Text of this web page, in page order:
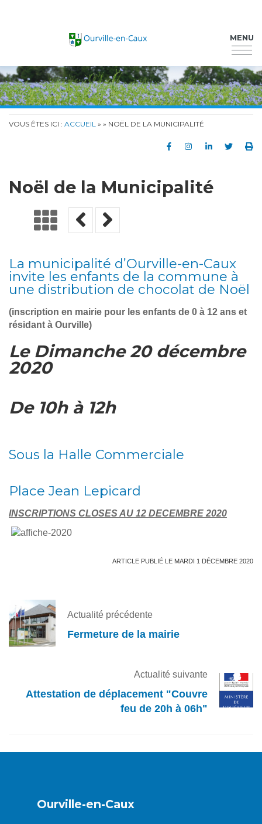
Ourville-en-CauxMENU
VOUS ÊTES ICI : ACCUEIL » » NOËL DE LA MUNICIPALITÉ
Partager sur
Partager sur
Partager
Noël de la Municipalité
La municipalité d’Ourville-en-Caux
invite les enfants de la commune à
une distribution de chocolat de Noël
(inscription en mairie pour les enfants de 0 à 12 ans et
résidant à Ourville)
Le Dimanche 20 décembre
2020
De 10h à 12h
Sous la Halle Commerciale
Place Jean Lepicard
INSCRIPTIONS CLOSES AU 12 DECEMBRE 2020
ARTICLE PUBLIÉ LE MARDI 1 DÉCEMBRE 2020
Actualité précédente
Fermeture de la mairie
Actualité suivante
Attestation de déplacement "Couvre
feu de 20h à 06h"
Ourville-en-Caux